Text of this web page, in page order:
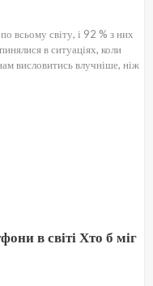
всьому світу, і 92 % з них
в ситуаціях, коли
висловитись влучніше, ніж
в світі Хто б міг